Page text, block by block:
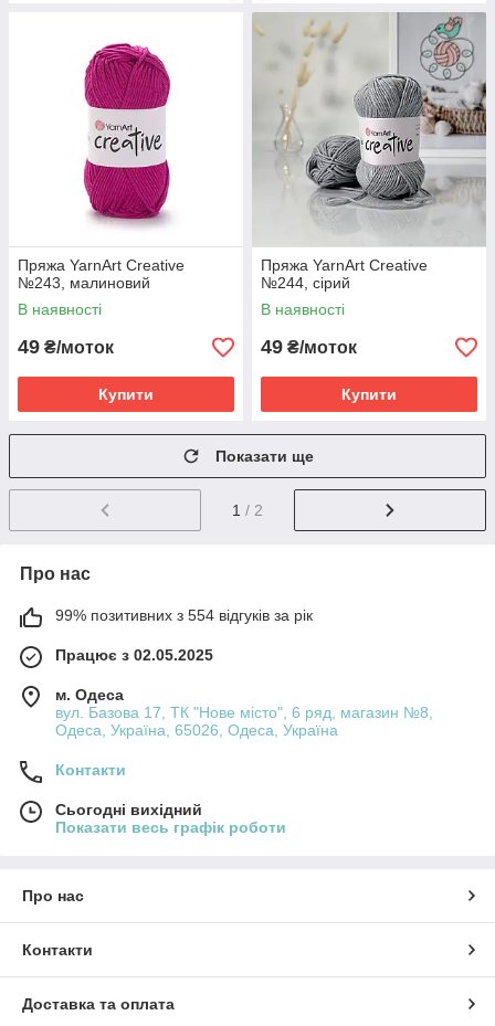
Пряжа YarnArt Creative
№243, малиновий
В наявності
49 ₴/моток
Купити
Пряжа YarnArt Creative
№244, сірий
В наявності
49 ₴/моток
Купити
Показати ще
1 / 2
Про нас
99% позитивних з 554 відгуків за рік
Працює з 02.05.2025
м. Одеса
вул. Базова 17, ТК "Нове місто", 6 ряд, магазин №8,
Одеса, Україна, 65026, Одеса, Україна
Контакти
Сьогодні вихідний
Показати весь графік роботи
Про нас
Контакти
Доставка та оплата